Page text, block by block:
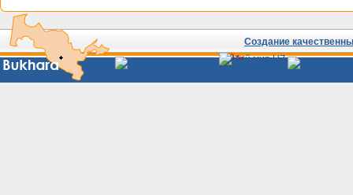
Создание
Сайты
Узбекистана